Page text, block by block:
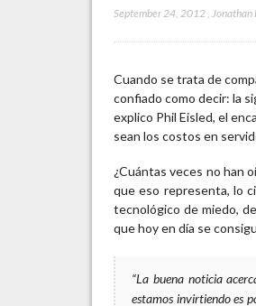
September 24, 2012 Jonathan
Cuando se trata de
confiado como decir: la
explico Phil Eisled, el
sean los costos en
¿Cuántas veces no han
que eso representa, lo
tecnológico de miedo,
que hoy en día se
“La buena noticia
estamos invirtiendo es